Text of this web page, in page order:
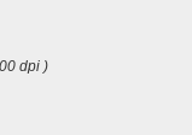
dpi )